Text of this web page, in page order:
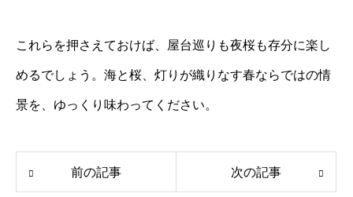
これらを押さえておけば、屋台巡りも夜桜も存分に楽し
めるでしょう。海と桜、灯りが織りなす春ならではの情
景を、ゆっくり味わってください。
前の記事 次の記事